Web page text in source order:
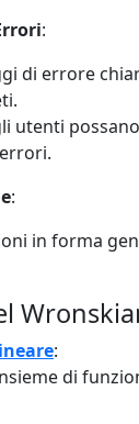
:
di errore
utenti
:
in forma
:
di